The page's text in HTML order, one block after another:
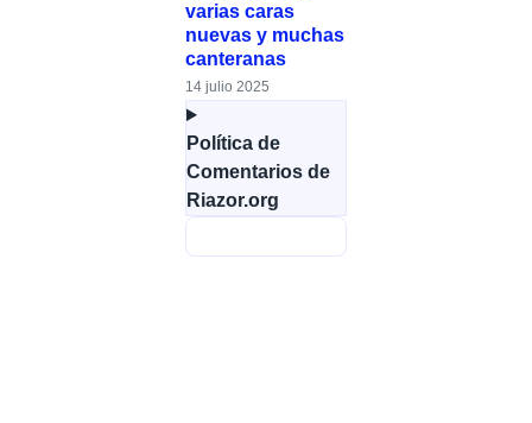
varias caras
nuevas y muchas
canteranas
14 julio 2025
Política de
Comentarios de
Riazor.org